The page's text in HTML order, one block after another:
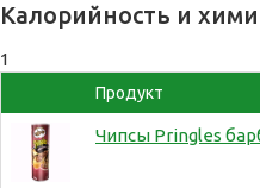
Калорийность и
1
Продукт
Чипсы Pringles